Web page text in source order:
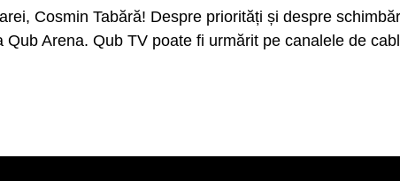
Cosmin Tabără! Despre priorități și despre
Arena. Qub TV poate fi urmărit pe canalele de